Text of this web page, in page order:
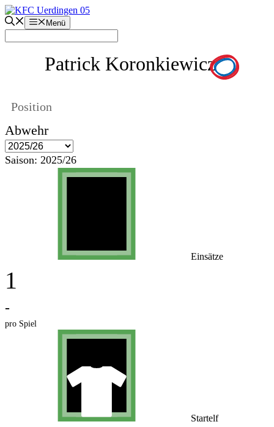
Zum
Inhalt
springen
Menü
Patrick Koronkiewicz
Position
Abwehr
Saison: 2025/26
Einsätze
1
-
pro Spiel
Startelf